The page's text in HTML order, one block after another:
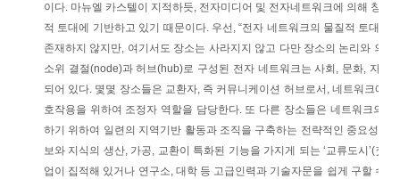
이다. 마뉴엘 카스텔이 지적하듯, 전자미디어 및 전자네트워크에 의해 창출
적 토대에 기반하고 있기 때문이다. 우선, “전자 네트워크의 물질적 토대로
존재하지 않지만, 여기서도 장소는 사라지지 않고 다만 장소의 논리와 의
소위 결절(node)과 허브(hub)로 구성된 전자 네트워크는 사회, 문화, 자연
되어 있다. 몇몇 장소들은 교환자, 즉 커뮤니케이션 허브로서, 네트워크에
호작용을 위하여 조정자 역할을 담당한다. 또 다른 장소들은 네트워크의
하기 위하여 일련의 지역기반 활동과 조직을 구축하는 전략적인 중요성을
보와 지식의 생산, 가공, 교환이 특화된 기능을 가지게 되는 ‘교류도시’(交
업이 집적해 있거나 연구소, 대학 등 고급인력과 기술자문을 쉽게 구할 수